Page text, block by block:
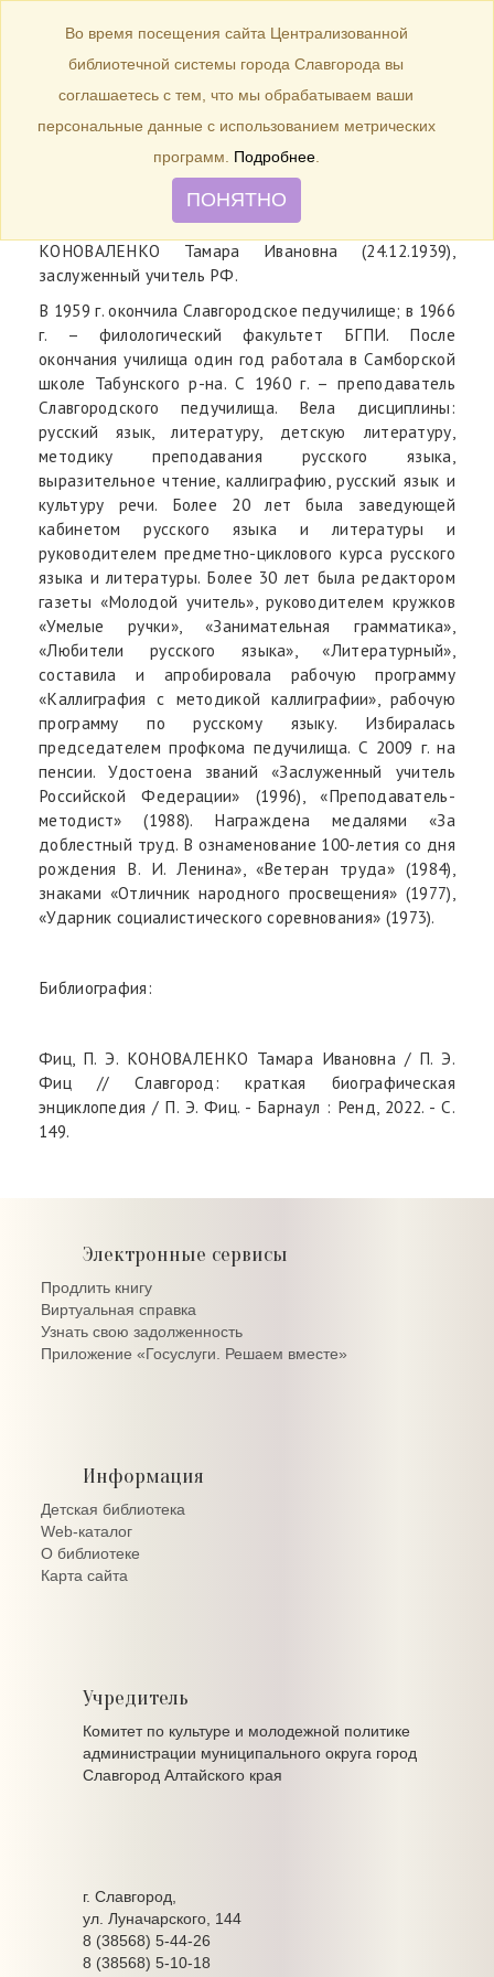
Toggle
navigation
БИБЛИОТЕКА
24 декабря 1939 г. – 85 лет со
дня рождения Заслуженного
учителя РФ Т. И. Коноваленко
КОНОВАЛЕНКО Тамара Ивановна (24.12.1939),
заслуженный учитель РФ.
В 1959 г. окончила Славгородское педучилище; в 1966
г. – филологический факультет БГПИ. После
окончания училища один год работала в Самборской
школе Табунского р-на. С 1960 г. – преподаватель
Славгородского педучилища. Вела дисциплины:
русский язык, литературу, детскую литературу,
методику преподавания русского языка,
выразительное чтение, каллиграфию, русский язык и
культуру речи. Более 20 лет была заведующей
кабинетом русского языка и литературы и
руководителем предметно-циклового курса русского
языка и литературы. Более 30 лет была редактором
газеты «Молодой учитель», руководителем кружков
«Умелые ручки», «Занимательная грамматика»,
«Любители русского языка», «Литературный»,
составила и апробировала рабочую программу
«Каллиграфия с методикой каллиграфии», рабочую
программу по русскому языку. Избиралась
председателем профкома педучилища. С 2009 г. на
пенсии. Удостоена званий «Заслуженный учитель
Российской Федерации» (1996), «Преподаватель-
методист» (1988). Награждена медалями «За
доблестный труд. В ознаменование 100-летия со дня
рождения В. И. Ленина», «Ветеран труда» (1984),
знаками «Отличник народного просвещения» (1977),
«Ударник социалистического соревнования» (1973).
Библиография:
Фиц, П. Э. КОНОВАЛЕНКО Тамара Ивановна / П. Э.
Фиц // Славгород: краткая биографическая
энциклопедия / П. Э. Фиц. - Барнаул : Ренд, 2022. - С.
149.
Электронные сервисы
Продлить книгу
Виртуальная справка
Узнать свою задолженность
Приложение «Госуслуги. Решаем вместе»
Информация
Детская библиотека
Web-каталог
О библиотеке
Карта сайта
Учредитель
Комитет по культуре и молодежной политике
администрации муниципального округа город
Славгород Алтайского края
г. Славгород,
ул. Луначарского, 144
8 (38568) 5-44-26
8 (38568) 5-10-18
Во время посещения сайта Централизованной
библиотечной системы города Славгорода вы
соглашаетесь с тем, что мы обрабатываем ваши
персональные данные с использованием метрических
программ. Подробнее.
ПОНЯТНО